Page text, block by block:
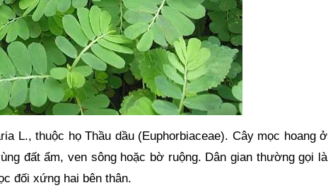
L., thuộc họ Thầu dầu (Euphorbiaceae). Cây mọc hoang ở
đất ẩm, ven sông hoặc bờ ruộng. Dân gian thường gọi là
đối xứng hai bên thân.